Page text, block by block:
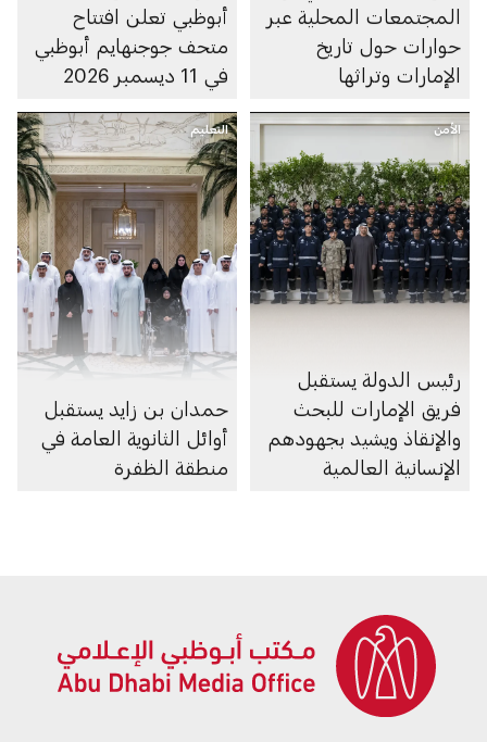
المجتمعات المحلية عبر
حوارات حول تاريخ
الإمارات وتراثها
أبوظبي تعلن افتتاح
متحف جوجنهايم أبوظبي
في 11 ديسمبر 2026
الأمن
رئيس الدولة يستقبل
فريق الإمارات للبحث
والإنقاذ ويشيد بجهودهم
الإنسانية العالمية
التعليم
حمدان بن زايد يستقبل
أوائل الثانوية العامة في
منطقة الظفرة